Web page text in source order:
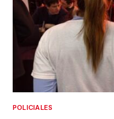
POLICIALES